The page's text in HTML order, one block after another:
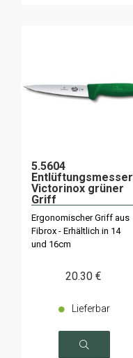
5.5604
Entlüftungsmesser
Victorinox grüner
Griff
Ergonomischer Griff aus
Fibrox - Erhältlich in 14
und 16cm
20.30 €
Lieferbar